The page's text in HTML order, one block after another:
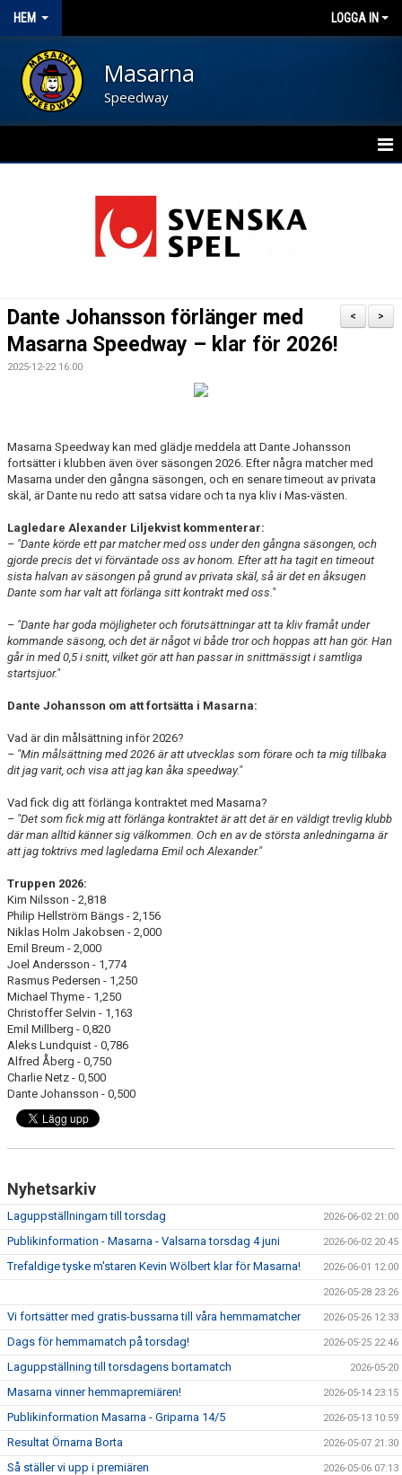
HEM LOGGA IN
Masarna
Speedway
OM FÖRENINGEN
KONTAKT
DOKUMENT
>
<
Dante Johansson förlänger med
Masarna Speedway – klar för 2026!
2025-12-22 16:00
Masarna Speedway kan med glädje meddela att Dante Johansson
fortsätter i klubben även över säsongen 2026. Efter några matcher med
Masarna under den gångna säsongen, och en senare timeout av privata
skäl, är Dante nu redo att satsa vidare och ta nya kliv i Mas-västen.
Lagledare Alexander Liljekvist kommenterar:
– "Dante körde ett par matcher med oss under den gångna säsongen, och
gjorde precis det vi förväntade oss av honom. Efter att ha tagit en timeout
sista halvan av säsongen på grund av privata skäl, så är det en åksugen
Dante som har valt att förlänga sitt kontrakt med oss."
– "Dante har goda möjligheter och förutsättningar att ta kliv framåt under
kommande säsong, och det är något vi både tror och hoppas att han gör. Han
går in med 0,5 i snitt, vilket gör att han passar in snittmässigt i samtliga
startsjuor."
Dante Johansson om att fortsätta i Masarna:
Vad är din målsättning inför 2026?
– "Min målsättning med 2026 är att utvecklas som förare och ta mig tillbaka
dit jag varit, och visa att jag kan åka speedway."
Vad fick dig att förlänga kontraktet med Masarna?
– "Det som fick mig att förlänga kontraktet är att det är en väldigt trevlig klubb
där man alltid känner sig välkommen. Och en av de största anledningarna är
att jag toktrivs med lagledarna Emil och Alexander."
Truppen 2026:
Kim Nilsson - 2,818
Philip Hellström Bängs - 2,156
Niklas Holm Jakobsen - 2,000
Emil Breum - 2,000
Joel Andersson - 1,774
Rasmus Pedersen - 1,250
Michael Thyme - 1,250
Christoffer Selvin - 1,163
Emil Millberg - 0,820
Aleks Lundquist - 0,786
Alfred Åberg - 0,750
Charlie Netz - 0,500
Dante Johansson - 0,500
Nyhetsarkiv
Laguppställningarn till torsdag 2026-06-02 21:00
Publikinformation - Masarna - Valsarna torsdag 4 juni 2026-06-02 20:45
Trefaldige tyske m'staren Kevin Wölbert klar för Masarna! 2026-06-01 12:00
2026-05-28 23:26
Vi fortsätter med gratis-bussarna till våra hemmamatcher 2026-05-26 12:33
Dags för hemmamatch på torsdag! 2026-05-25 22:46
Laguppställning till torsdagens bortamatch 2026-05-20
Masarna vinner hemmapremiären! 2026-05-14 23:15
Publikinformation Masarna - Griparna 14/5 2026-05-13 10:59
Resultat Örnarna Borta 2026-05-07 21:30
Så ställer vi upp i premiären 2026-05-06 07:13